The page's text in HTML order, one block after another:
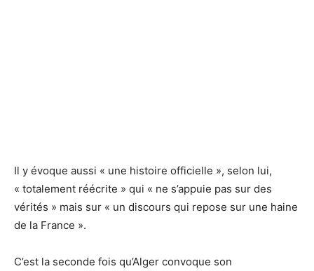
Il y évoque aussi « une histoire officielle », selon lui,
« totalement réécrite » qui « ne s’appuie pas sur des
vérités » mais sur « un discours qui repose sur une haine
de la France ».
C’est la seconde fois qu’Alger convoque son